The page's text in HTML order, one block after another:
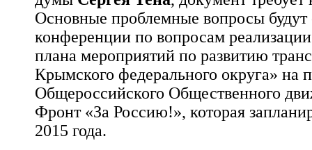
Основные проблемные вопросы будут
конференции по вопросам
плана мероприятий по развитию
Крымского федерального округа» на
Общероссийского Общественного
Фронт «За Россию!», которая
2015 года.